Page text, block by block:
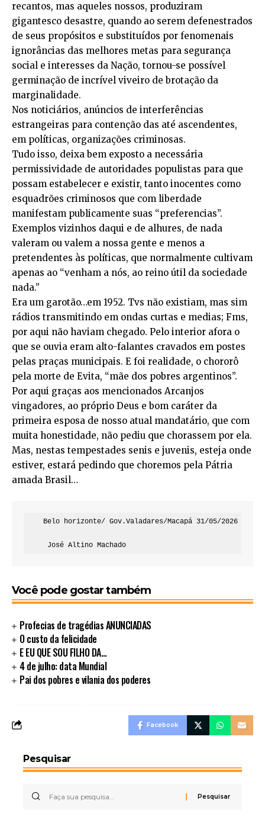
recantos, mas aqueles nossos, produziram
gigantesco desastre, quando ao serem defenestrados
de seus propósitos e substituídos por fenomenais
ignorâncias das melhores metas para segurança
social e interesses da Nação, tornou-se possível
germinação de incrível viveiro de brotação da
marginalidade.
Nos noticiários, anúncios de interferências
estrangeiras para contenção das até ascendentes,
em políticas, organizações criminosas.
Tudo isso, deixa bem exposto a necessária
permissividade de autoridades populistas para que
possam estabelecer e existir, tanto inocentes como
esquadrões criminosos que com liberdade
manifestam publicamente suas “preferencias”.
Exemplos vizinhos daqui e de alhures, de nada
valeram ou valem a nossa gente e menos a
pretendentes às políticas, que normalmente cultivam
apenas ao “venham a nós, ao reino útil da sociedade
nada.”
Era um garotão…em 1952. Tvs não existiam, mas sim
rádios transmitindo em ondas curtas e medias; Fms,
por aqui não haviam chegado. Pelo interior afora o
que se ouvia eram alto-falantes cravados em postes
pelas praças municipais. E foi realidade, o chororô
pela morte de Evita, “mãe dos pobres argentinos”.
Por aqui graças aos mencionados Arcanjos
vingadores, ao próprio Deus e bom caráter da
primeira esposa de nosso atual mandatário, que com
muita honestidade, não pediu que chorassem por ela.
Mas, nestas tempestades senis e juvenis, esteja onde
estiver, estará pedindo que choremos pela Pátria
amada Brasil…
     José Altino Machado
Você pode gostar também
Profecias de tragédias ANUNCIADAS
O custo da felicidade
E EU QUE SOU FILHO DA…
4 de julho: data Mundial
Pai dos pobres e vilania dos poderes
Facebook
Pesquisar